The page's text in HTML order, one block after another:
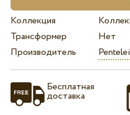
Коллекция
Трансформер
Нет
Производитель
Pentelei
Бесплатная
доставка